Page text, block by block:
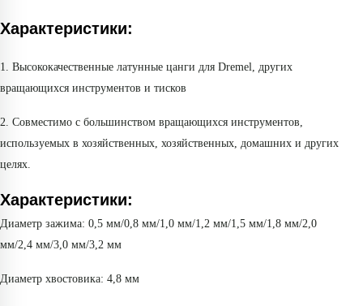
Характеристики:
1. Высококачественные латунные цанги для Dremel, других
вращающихся инструментов и тисков
2. Совместимо с большинством вращающихся инструментов,
используемых в хозяйственных, хозяйственных, домашних и других
целях.
Характеристики:
Диаметр зажима: 0,5 мм/0,8 мм/1,0 мм/1,2 мм/1,5 мм/1,8 мм/2,0
мм/2,4 мм/3,0 мм/3,2 мм
Диаметр хвостовика: 4,8 мм